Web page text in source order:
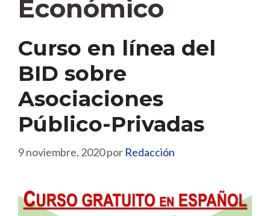
Económico
Curso en línea del
BID sobre
Asociaciones
Público-Privadas
9 noviembre, 2020por Redacción